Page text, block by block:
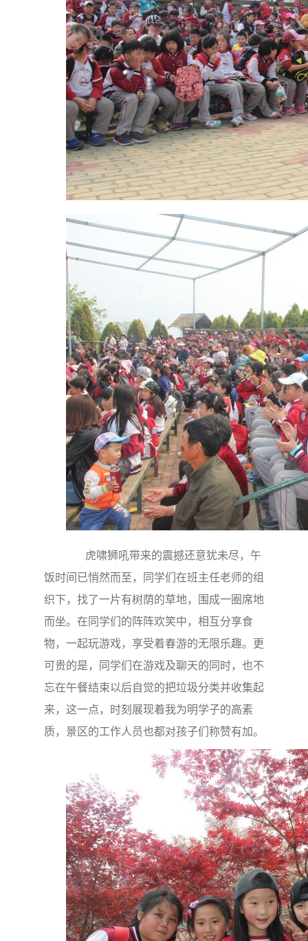
虎啸狮吼带来的震撼还意犹未尽，午
饭时间已悄然而至，同学们在班主任老师的组
织下，找了一片有树荫的草地，围成一圈席地
而坐。在同学们的阵阵欢笑中，相互分享食
物，一起玩游戏，享受着春游的无限乐趣。更
可贵的是，同学们在游戏及聊天的同时，也不
忘在午餐结束以后自觉的把垃圾分类并收集起
来，这一点，时刻展现着我为明学子的高素
质，景区的工作人员也都对孩子们称赞有加。